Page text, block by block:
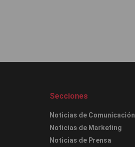
Secciones
Noticias de Comunicación
Noticias de Marketing
Noticias de Prensa